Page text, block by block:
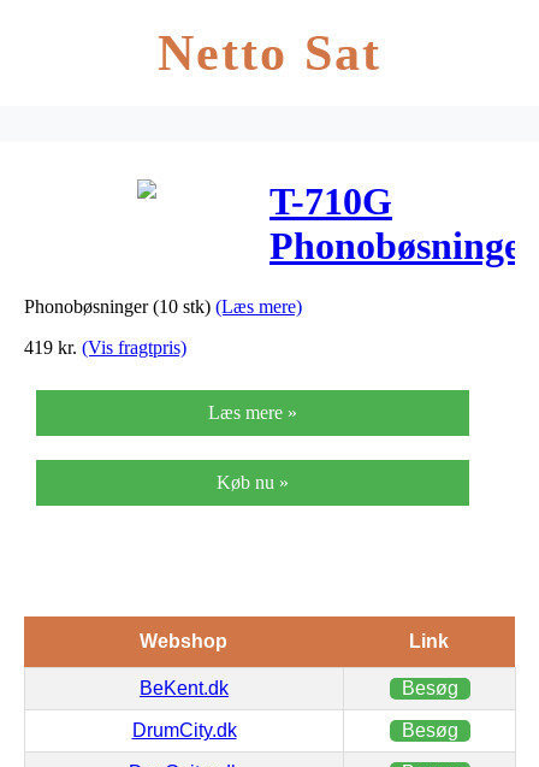
Netto Sat
T-710G
Phonobøsninger
(10 stk)
Phonobøsninger (10 stk) (Læs mere)
419 kr. (Vis fragtpris)
Læs mere »
Køb nu »
Webshop Link
BeKent.dk Besøg
DrumCity.dk Besøg